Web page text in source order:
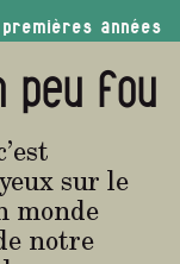
années
peu fou
sur le
monde
notre